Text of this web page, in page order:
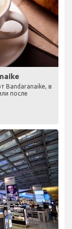
Bandaranaike, в
после